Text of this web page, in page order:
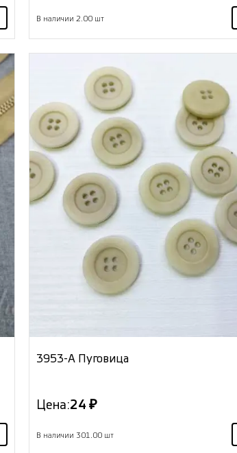
В наличии 2.00 шт
3953-А Пуговица
Цена:24 ₽
В наличии 301.00 шт